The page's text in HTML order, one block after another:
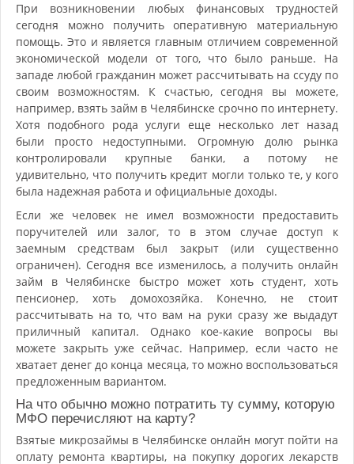
При возникновении любых финансовых трудностей
сегодня можно получить оперативную материальную
помощь. Это и является главным отличием современной
экономической модели от того, что было раньше. На
западе любой гражданин может рассчитывать на ссуду по
своим возможностям. К счастью, сегодня вы можете,
например, взять займ в Челябинске срочно по интернету.
Хотя подобного рода услуги еще несколько лет назад
были просто недоступными. Огромную долю рынка
контролировали крупные банки, а потому не
удивительно, что получить кредит могли только те, у кого
была надежная работа и официальные доходы.
Если же человек не имел возможности предоставить
поручителей или залог, то в этом случае доступ к
заемным средствам был закрыт (или существенно
ограничен). Сегодня все изменилось, а получить онлайн
займ в Челябинске быстро может хоть студент, хоть
пенсионер, хоть домохозяйка. Конечно, не стоит
рассчитывать на то, что вам на руки сразу же выдадут
приличный капитал. Однако кое-какие вопросы вы
можете закрыть уже сейчас. Например, если часто не
хватает денег до конца месяца, то можно воспользоваться
предложенным вариантом.
На что обычно можно потратить ту сумму, которую
МФО перечисляют на карту?
Взятые микрозаймы в Челябинске онлайн могут пойти на
оплату ремонта квартиры, на покупку дорогих лекарств